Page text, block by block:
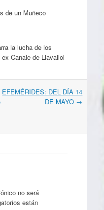
de un Muñeco
la lucha de los
Canale de Llavallol
EFEMÉRIDES: DEL DÍA 14
DE MAYO →
no será
están